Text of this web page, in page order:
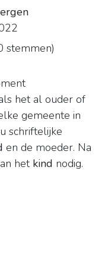
stemmen)
het al ouder of
gemeente in
schriftelijke
en de moeder. Na
het kind nodig.